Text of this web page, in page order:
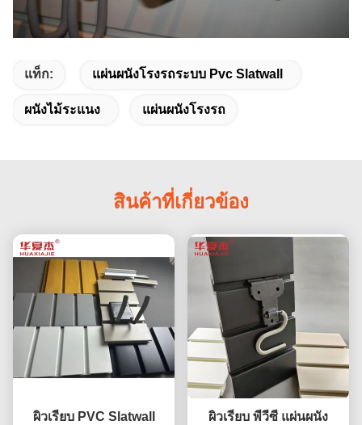
แท็ก: แผ่นผนังโรงรถระบบ Pvc Slatwall
ผนังไม้ระแนง แผ่นผนังโรงรถ
สินค้าที่เกี่ยวข้อง
ผิวเรียบ PVC Slatwall
ผิวเรียบ พีวีซี แผ่นผนัง